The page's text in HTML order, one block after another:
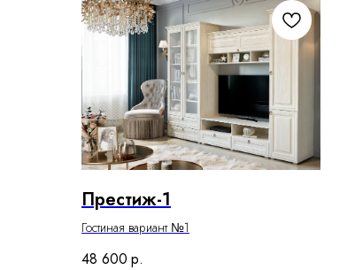
Престиж-1
Гостиная вариант №1
48 600 р.